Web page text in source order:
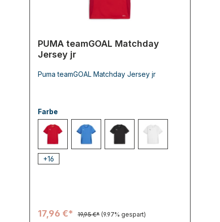
PUMA teamGOAL Matchday
Jersey jr
Puma teamGOAL Matchday Jersey jr
Farbe
001 PUMA Red-PUMA White-Fast R
002 Electric Blue Lemonade-PUM
+16
17,96 €* 19,95 €* (9.97% gespart)